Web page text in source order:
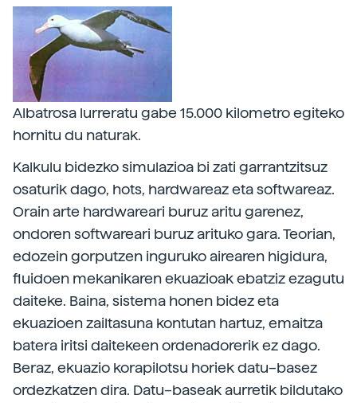
Albatrosa lurreratu gabe 15.000 kilometro egiteko
hornitu du naturak.
Kalkulu bidezko simulazioa bi zati garrantzitsuz
osaturik dago, hots, hardwareaz eta softwareaz.
Orain arte hardwareari buruz aritu garenez,
ondoren softwareari buruz arituko gara. Teorian,
edozein gorputzen inguruko airearen higidura,
fluidoen mekanikaren ekuazioak ebatziz ezagutu
daiteke. Baina, sistema honen bidez eta
ekuazioen zailtasuna kontutan hartuz, emaitza
batera iritsi daitekeen ordenadorerik ez dago.
Beraz, ekuazio korapilotsu horiek datu–basez
ordezkatzen dira. Datu–baseak aurretik bildutako